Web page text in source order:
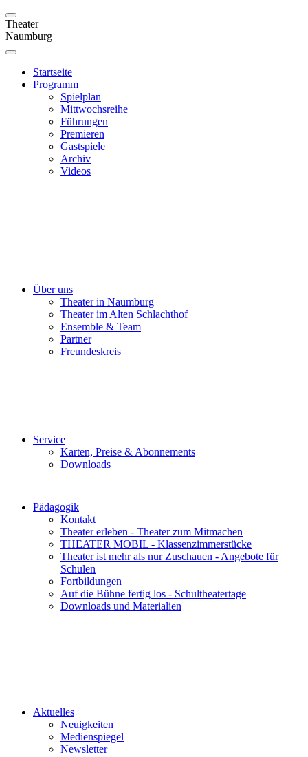
Theater
Naumburg
Startseite
Programm
Spielplan
Mittwochsreihe
Führungen
Premieren
Gastspiele
Archiv
Videos
Über uns
Theater in Naumburg
Theater im Alten Schlachthof
Ensemble & Team
Partner
Freundeskreis
Service
Karten, Preise & Abonnements
Downloads
Pädagogik
Kontakt
Theater erleben - Theater zum Mitmachen
THEATER MOBIL - Klassenzimmerstücke
Theater ist mehr als nur Zuschauen - Angebote für
Schulen
Fortbildungen
Auf die Bühne fertig los - Schultheatertage
Downloads und Materialien
Aktuelles
Neuigkeiten
Medienspiegel
Newsletter